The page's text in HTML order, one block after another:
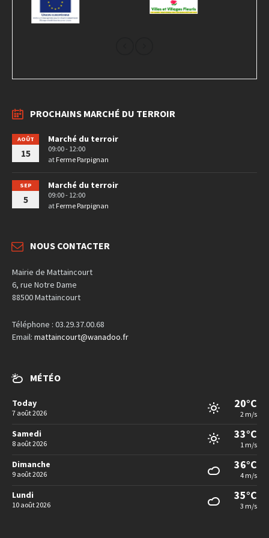
PROCHAINS MARCHÉ DU TERROIR
AOÛT
15
Marché du terroir
09:00 - 12:00
at Ferme Parpignan
SEP
5
Marché du terroir
09:00 - 12:00
at Ferme Parpignan
NOUS CONTACTER
Mairie de Mattaincourt
6, rue Notre Dame
88500 Mattaincourt
Téléphone : 03.29.37.00.68
Email: mattaincourt@wanadoo.fr
MÉTÉO
Today
7 août 2026
20°C
2 m/s
Samedi
8 août 2026
33°C
1 m/s
Dimanche
9 août 2026
36°C
4 m/s
Lundi
10 août 2026
35°C
3 m/s